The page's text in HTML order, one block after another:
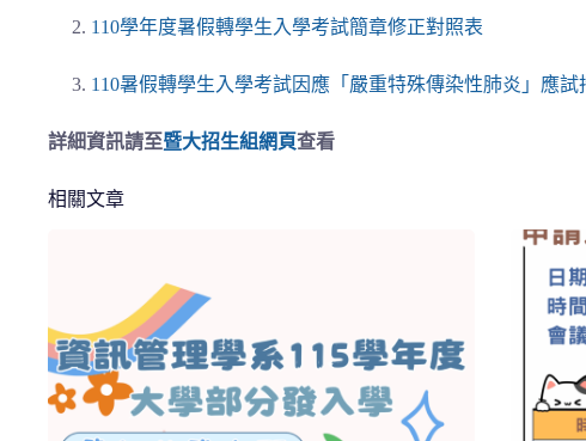
2. 110學年度暑假轉學生入學考試簡章修正對照表
3. 110暑假轉學生入學考試因應「嚴重特殊傳染性肺炎」應試
詳細資訊請至暨大招生組網頁查看
相關文章